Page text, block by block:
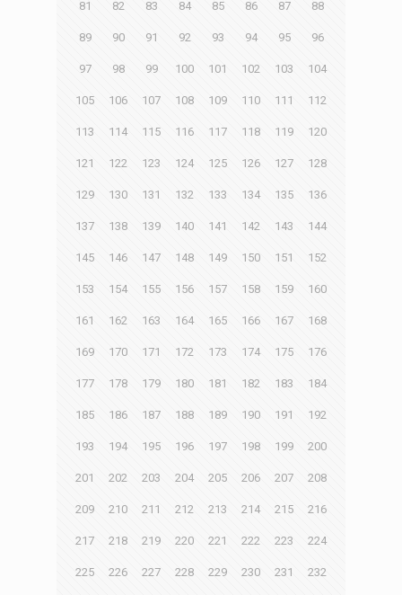
81 82 83 84 85 86 87 88
89 90 91 92 93 94 95 96
97 98 99 100 101 102 103 104
105 106 107 108 109 110 111 112
113 114 115 116 117 118 119 120
121 122 123 124 125 126 127 128
129 130 131 132 133 134 135 136
137 138 139 140 141 142 143 144
145 146 147 148 149 150 151 152
153 154 155 156 157 158 159 160
161 162 163 164 165 166 167 168
169 170 171 172 173 174 175 176
177 178 179 180 181 182 183 184
185 186 187 188 189 190 191 192
193 194 195 196 197 198 199 200
201 202 203 204 205 206 207 208
209 210 211 212 213 214 215 216
217 218 219 220 221 222 223 224
225 226 227 228 229 230 231 232